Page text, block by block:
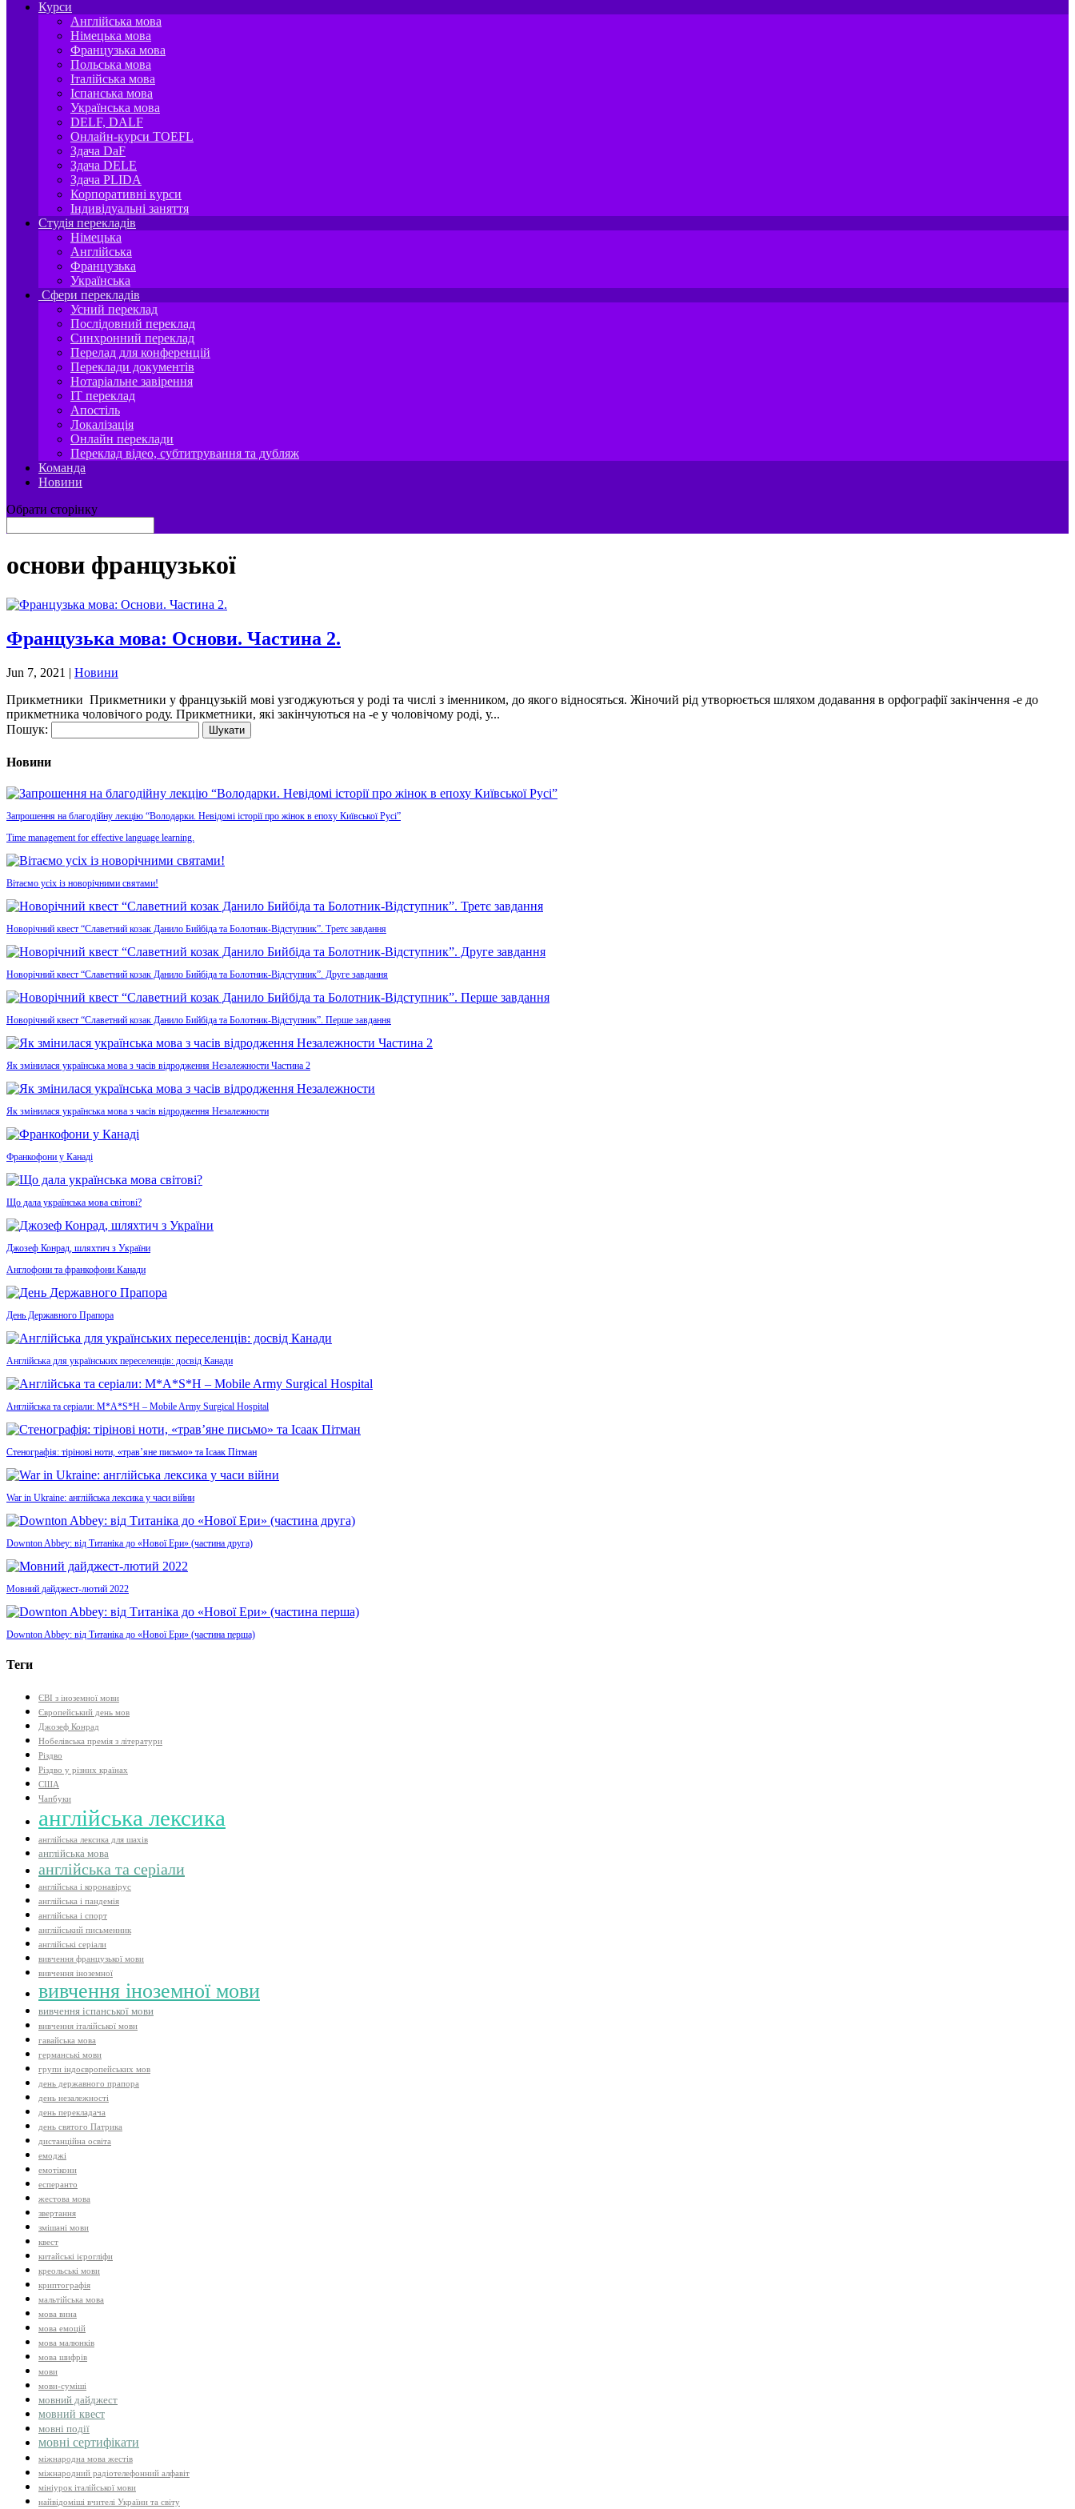
Курси
Англійська мова
Німецька мова
Французька мова
Польська мова
Італійська мова
Іспанська мова
Українська мова
DELF, DALF
Онлайн-курси TOEFL
Здача DaF
Здача DELE
Здача PLIDA
Корпоративні курси
Індивідуальні заняття
Студія перекладів
Німецька
Англійська
Французька
Українська
Сфери перекладів
Усний переклад
Послідовний переклад
Синхронний переклад
Перелад для конференцій
Переклади документів
Нотаріальне завірення
IT переклад
Апостіль
Локалізація
Онлайн переклади
Переклад відео, субтитрування та дубляж
Команда
Новини
Обрати сторінку
основи французької
Французька мова: Основи. Частина 2.
Jun 7, 2021 | Новини
Прикметники Прикметники у французькій мові узгоджуються у роді та числі з іменником, до якого відносяться. Жіночий рід утворюється шляхом додавання в орфографії закінчення -e до
прикметника чоловічого роду. Прикметники, які закінчуються на -e у чоловічому роді, у...
Пошук:
Новини
Запрошення на благодійну лекцію “Володарки. Невідомі історії про жінок в епоху Київської Русі”
Time management for effective language learning.
Вітаємо усіх із новорічними святами!
Новорічний квест “Славетний козак Данило Бийбіда та Болотник-Відступник”. Третє завдання
Новорічний квест “Славетний козак Данило Бийбіда та Болотник-Відступник”. Друге завдання
Новорічний квест “Славетний козак Данило Бийбіда та Болотник-Відступник”. Перше завдання
Як змінилася українська мова з часів відродження Незалежности Частина 2
Як змінилася українська мова з часів відродження Незалежности
Франкофони у Канаді
Що дала українська мова світові?
Джозеф Конрад, шляхтич з України
Англофони та франкофони Канади
День Державного Прапора
Англійська для українських переселенців: досвід Канади
Англійська та серіали: M*A*S*H – Mobile Army Surgical Hospital
Стенографія: тірінові ноти, «трав’яне письмо» та Ісаак Пітман
War in Ukraine: англійська лексика у часи війни
Downton Abbey: від Титаніка до «Нової Ери» (частина друга)
Мовний дайджест-лютий 2022
Downton Abbey: від Титаніка до «Нової Ери» (частина перша)
Теги
ЄВІ з іноземної мови
Європейський день мов
Джозеф Конрад
Нобелівська премія з літератури
Різдво
Різдво у різних країнах
США
Чапбуки
англійська лексика
англійська лексика для шахів
англійська мова
англійська та серіали
англійська і коронавірус
англійська і пандемія
англійська і спорт
англійський письменник
англійські серіали
вивчення французької мови
вивчення іноземної
вивчення іноземної мови
вивчення іспанської мови
вивчення італійської мови
гавайська мова
германські мови
групи індоєвропейських мов
день державного прапора
день незалежності
день перекладача
день святого Патрика
дистанційна освіта
емоджі
емотікони
есперанто
жестова мова
звертання
змішані мови
квест
китайські ієрогліфи
креольські мови
криптографія
мальтійська мова
мова вина
мова емоцій
мова малюнків
мова шифрів
мови
мови-суміші
мовний дайджест
мовний квест
мовні події
мовні сертифікати
міжнародна мова жестів
міжнародний радіотелефонний алфавіт
мініурок італійської мови
найвідоміші вчителі України та світу